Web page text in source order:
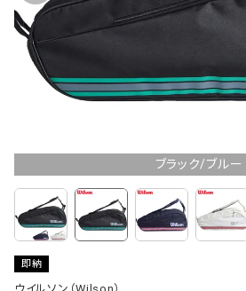
ブラック/ブルー
即納